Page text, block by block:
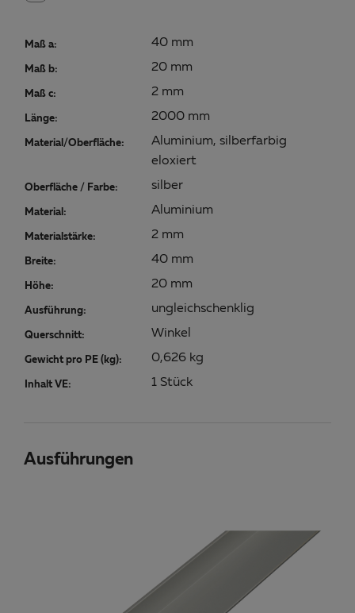
Maß a: 40 mm
Maß b: 20 mm
Maß c: 2 mm
Länge: 2000 mm
Material/Oberfläche:
Aluminium, silberfarbig
eloxiert
Oberfläche / Farbe: silber
Material: Aluminium
Materialstärke: 2 mm
Breite: 40 mm
Höhe: 20 mm
Ausführung: ungleichschenklig
Querschnitt: Winkel
Gewicht pro PE (kg): 0,626 kg
Inhalt VE: 1 Stück
Ausführungen